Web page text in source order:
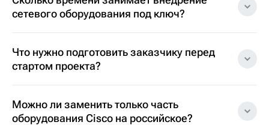
сетевого оборудования под ключ?
Что нужно подготовить заказчику перед
стартом проекта?
Можно ли заменить только часть
оборудования Cisco на российское?